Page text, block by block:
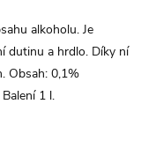
alkoholu. Je
dutinu a hrdlo. Díky ní
Obsah: 0,1%
1 l.